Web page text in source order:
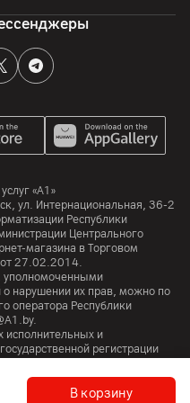
В корзину
ул. Ольшевского, дом
по оказанию услуг "А1",
ул.
Samsung-Ro, Yeongtong-
устройство,
«А1»
, ул. Интернациональная, 36-2
Республики
Центрального
магазина в Торговом
от 27.02.2014.
уполномоченными
о нарушении их прав, можно по
оператора Республики
исполнительных и
регистрации
+375 17 374 01 46.